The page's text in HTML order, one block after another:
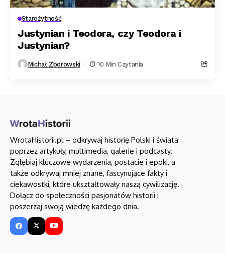
Starożytność
Justynian i Teodora, czy Teodora i
Justynian?
Michał Zborowski 10 Min Czytania
WrotaHistorii.pl – odkrywaj historię Polski i świata
poprzez artykuły, multimedia, galerie i podcasty.
Zgłębiaj kluczowe wydarzenia, postacie i epoki, a
także odkrywaj mniej znane, fascynujące fakty i
ciekawostki, które ukształtowały naszą cywilizację.
Dołącz do społeczności pasjonatów historii i
poszerzaj swoją wiedzę każdego dnia.